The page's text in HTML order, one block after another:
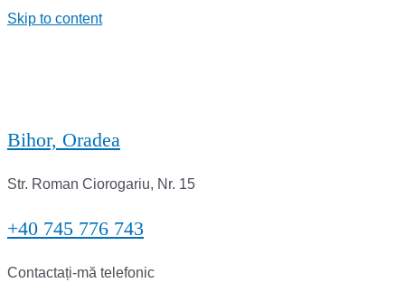
Skip to content
Bihor, Oradea
Str. Roman Ciorogariu, Nr. 15
+40 745 776 743
Contactați-mă telefonic